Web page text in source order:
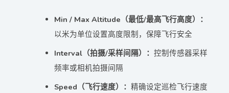
Min / Max Altitude（最低/最高飞行高度）：
以米为单位设置高度限制，保障飞行安全
Interval（拍摄/采样间隔）： 控制传感器采样
频率或相机拍摄间隔
Speed（飞行速度）： 精确设定巡检飞行速度